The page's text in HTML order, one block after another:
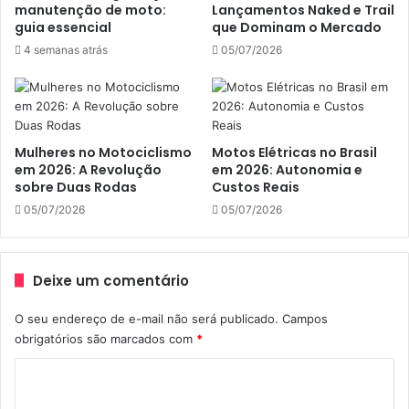
Os ingressos estão à venda pelo
www.ingressorapido.com.br e custam R$ R$10 para quinta
Estes valores referem-se ao primeiro lote e são válidos
período, quando os valores serão alterados.
O passaporte para os 4 dias custa R$ 60.
Salão Bike Show 2014
as 23h e dom das 12h as 20h)
manutenção de moto:
guia essencial
4 semanas atrás
Lançamentos Naked e Trail
que Dominam o Mercado
05/07/2026
Mulheres no Motociclismo
em 2026: A Revolução
sobre Duas Rodas
05/07/2026
Motos Elétricas no Brasil
em 2026: Autonomia e
Custos Reais
05/07/2026
Deixe um comentário
O seu endereço de e-mail não será publicado. Campos
obrigatórios são marcados com *